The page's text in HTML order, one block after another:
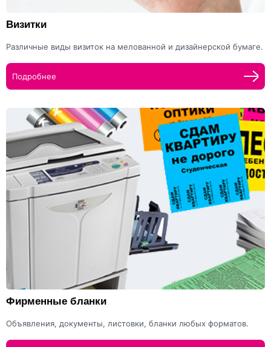
Визитки
Различные виды визиток на мелованной и дизайнерской бумаге.
Подробнее
Фирменные бланки
Объявления, документы, листовки, бланки любых форматов.